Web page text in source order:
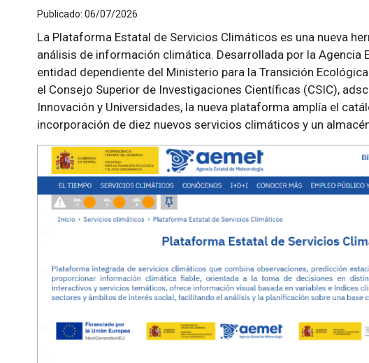
Publicado: 06/07/2026
La Plataforma Estatal de Servicios Climáticos es una nueva
análisis de información climática. Desarrollada por la Agencia
entidad dependiente del Ministerio para la Transición
el Consejo Superior de Investigaciones Científicas (CSIC),
Innovación y Universidades, la nueva plataforma amplía el
incorporación de diez nuevos servicios climáticos y un